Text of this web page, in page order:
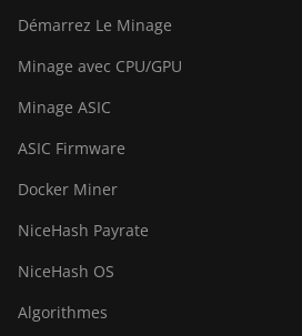
Démarrez Le Minage
Minage avec CPU/GPU
Minage ASIC
ASIC Firmware
Docker Miner
NiceHash Payrate
NiceHash OS
Algorithmes